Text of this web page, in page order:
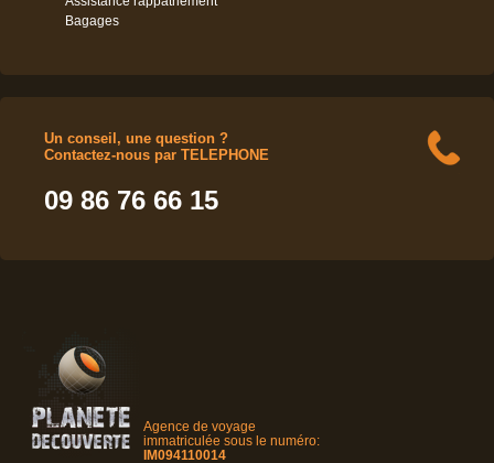
Bagages
Un conseil, une question ?
Contactez-nous par TELEPHONE
09 86 76 66 15
Agence de voyage
immatriculée sous le numéro:
IM094110014